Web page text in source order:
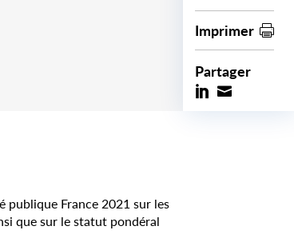
Imprimer
Partager
publique France 2021 sur les
que sur le statut pondéral